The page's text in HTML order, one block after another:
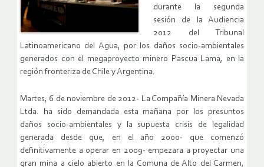
durante la segunda
sesión de la Audiencia
2012 del Tribunal
Latinoamericano del Agua, por los daños socio-ambientales
generados con el megaproyecto minero Pascua Lama, en la
región fronteriza de Chile y Argentina.
Martes, 6 de noviembre de 2012- La Compañía Minera Nevada
Ltda. ha sido demandada esta mañana por los presuntos
daños socio-ambientales y la supuesta crisis de legalidad
generada desde que, en el año 2000- que comenzó
definitivamente a operar en 2009- empezara a proyectar una
gran mina a cielo abierto en la Comuna de Alto del Carmen,